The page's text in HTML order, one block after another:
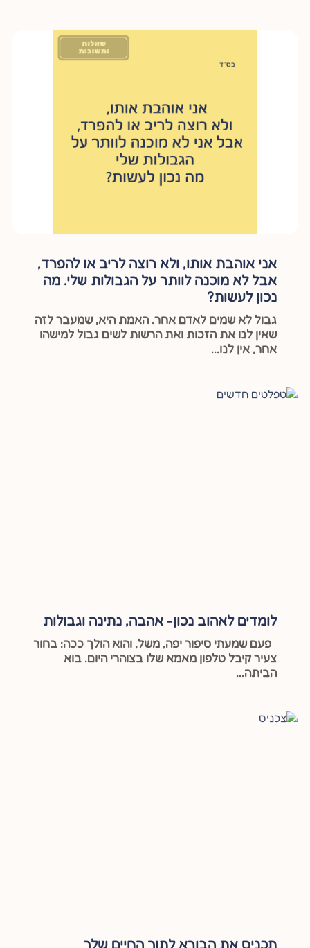
אני אוהבת אותו, ולא רוצה לריב או להפרד,
אבל לא מוכנה לוותר על הגבולות שלי. מה
נכון לעשות?
גבול לא שמים לאדם אחר. האמת היא, שמעבר לזה
שאין לנו את הזכות ואת הרשות לשים גבול למישהו
אחר, אין לנו...
לומדים לאהוב נכון- אהבה, נתינה וגבולות
פעם שמעתי סיפור יפה, משל, והוא הולך ככה: בחור
צעיר קיבל טלפון מאמא שלו בצוהרי היום. בוא
הביתה...
תכניס את הבורא לתוך החיים שלך